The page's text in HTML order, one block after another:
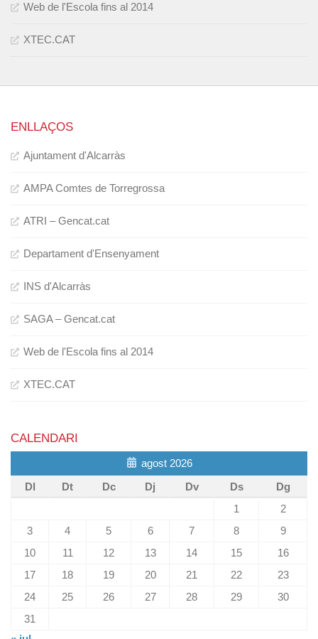
Web de l'Escola fins al 2014
XTEC.CAT
ENLLAÇOS
Ajuntament d'Alcarràs
AMPA Comtes de Torregrossa
ATRI – Gencat.cat
Departament d'Ensenyament
INS d'Alcarràs
SAGA – Gencat.cat
Web de l'Escola fins al 2014
XTEC.CAT
CALENDARI
agost 2026
Dl
Dt Dc Dj Dv Ds
Dg
1
2
3
4 5 6 7 8
9
10
11 12 13 14 15
16
17
18 19 20 21 22
23
24
25 26 27 28 29
30
31